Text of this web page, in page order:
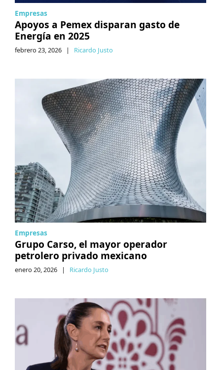
Empresas
Apoyos a Pemex disparan gasto de
Energía en 2025
febrero 23, 2026 | Ricardo Justo
Empresas
Grupo Carso, el mayor operador
petrolero privado mexicano
enero 20, 2026 | Ricardo Justo